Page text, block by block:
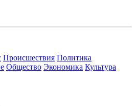
Происшествия Политика
Общество Экономика Культура